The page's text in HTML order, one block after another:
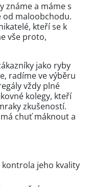
známe a máme s
od maloobchodu.
kteří se k
vše proto,
jako ryby
radíme ve výběru
vždy plné
kolegy, kteří
zkušeností.
chuť máknout a
jeho kvality